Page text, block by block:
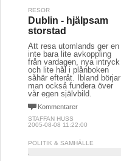
RESOR
Dublin - hjälpsam
storstad
Att resa utomlands ger en
inte bara lite avkoppling
från vardagen, nya intryck
och lite hål i plånboken
såhär efteråt. Ibland börjar
man också fundera över
vår egen självbild.
Kommentarer
STAFFAN HUSS
2005-08-08 11:22:00
POLITIK & SAMHÄLLE